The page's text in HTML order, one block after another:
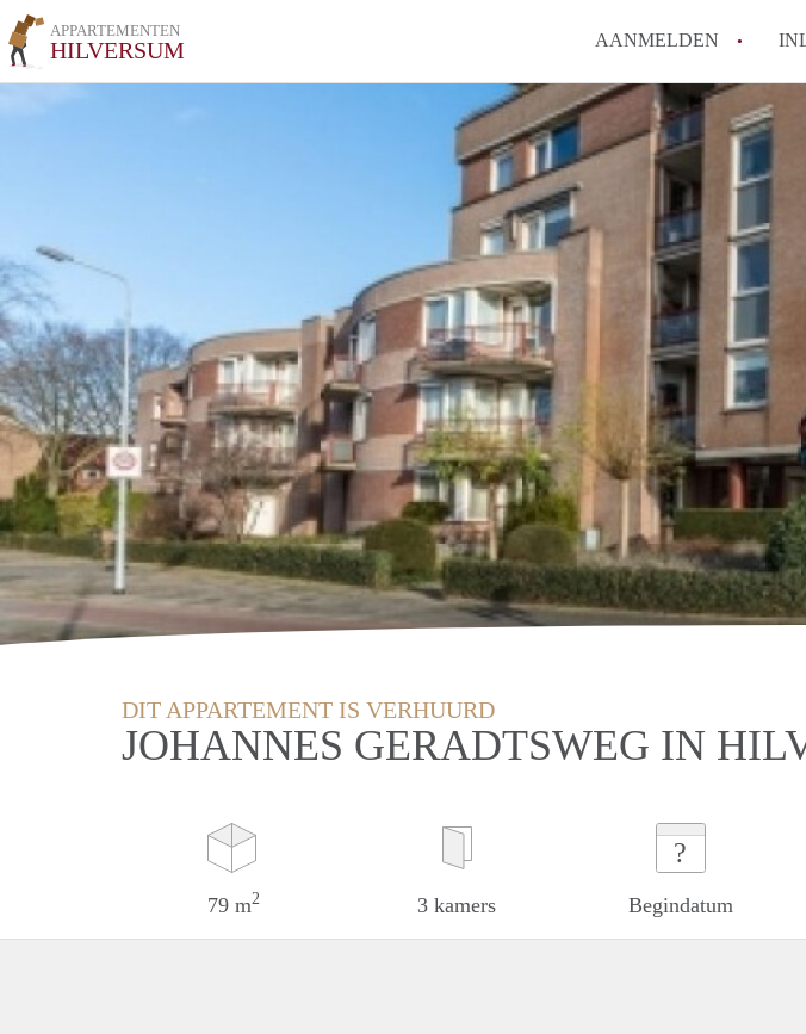
APPARTEMENTEN
HILVERSUM AANMELDEN
DIT APPARTEMENT IS VERHUURD
JOHANNES GERADTSWEG IN
79 m2 3 kamers
?
Begindatum